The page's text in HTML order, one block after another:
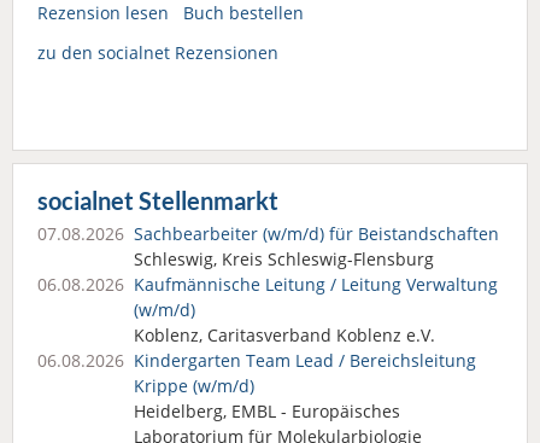
Rezension lesen
Buch bestellen
zu den socialnet Rezensionen
socialnet Stellenmarkt
07.08.2026 Sachbearbeiter (w/m/d) für Beistandschaften
Schleswig, Kreis Schleswig-Flensburg
06.08.2026 Kaufmännische Leitung / Leitung Verwaltung
(w/m/d)
Koblenz, Caritasverband Koblenz e.V.
06.08.2026 Kindergarten Team Lead / Bereichsleitung
Krippe (w/m/d)
Heidelberg, EMBL - Europäisches
Laboratorium für Molekularbiologie